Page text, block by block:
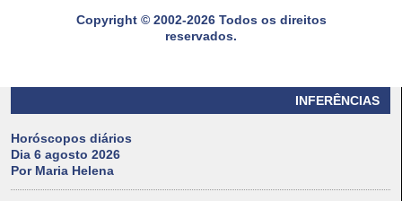
INFERÊNCIAS
Horóscopos diários
Dia 6 agosto 2026
Por Maria Helena
Copyright © 2002-2026 Todos os direitos
reservados.